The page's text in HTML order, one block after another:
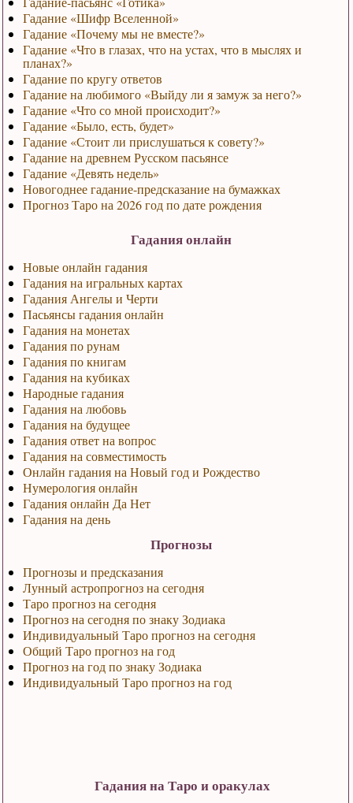
Гадание «Шифр Вселенной»
Гадание «Почему мы не вместе?»
Гадание «Что в глазах, что на устах, что в мыслях и
планах?»
Гадание по кругу ответов
Гадание на любимого «Выйду ли я замуж за него?»
Гадание «Что со мной происходит?»
Гадание «Было, есть, будет»
Гадание «Стоит ли прислушаться к совету?»
Гадание на древнем Русском пасьянсе
Гадание «Девять недель»
Новогоднее гадание-предсказание на бумажках
Прогноз Таро на 2026 год по дате рождения
Гадания онлайн
Новые онлайн гадания
Гадания на игральных картах
Гадания Ангелы и Черти
Пасьянсы гадания онлайн
Гадания на монетах
Гадания по рунам
Гадания по книгам
Гадания на кубиках
Народные гадания
Гадания на любовь
Гадания на будущее
Гадания ответ на вопрос
Гадания на совместимость
Онлайн гадания на Новый год и Рождество
Нумерология онлайн
Гадания онлайн Да Нет
Гадания на день
Прогнозы
Прогнозы и предсказания
Лунный астропрогноз на сегодня
Таро прогноз на сегодня
Прогноз на сегодня по знаку Зодиака
Индивидуальный Таро прогноз на сегодня
Общий Таро прогноз на год
Прогноз на год по знаку Зодиака
Индивидуальный Таро прогноз на год
Гадания на Таро и оракулах